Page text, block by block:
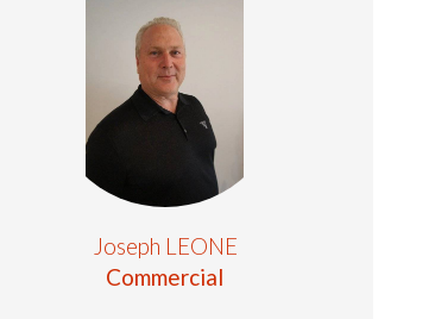
Joseph LEONE
Commercial